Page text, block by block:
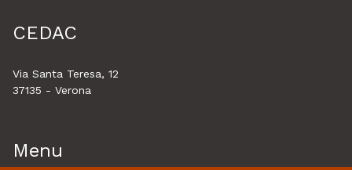
CEDAC
Via Santa Teresa, 12
37135 - Verona
Menu